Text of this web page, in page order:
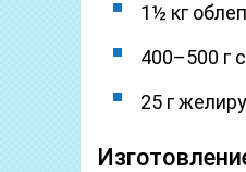
1½ кг
400–500 г
25 г